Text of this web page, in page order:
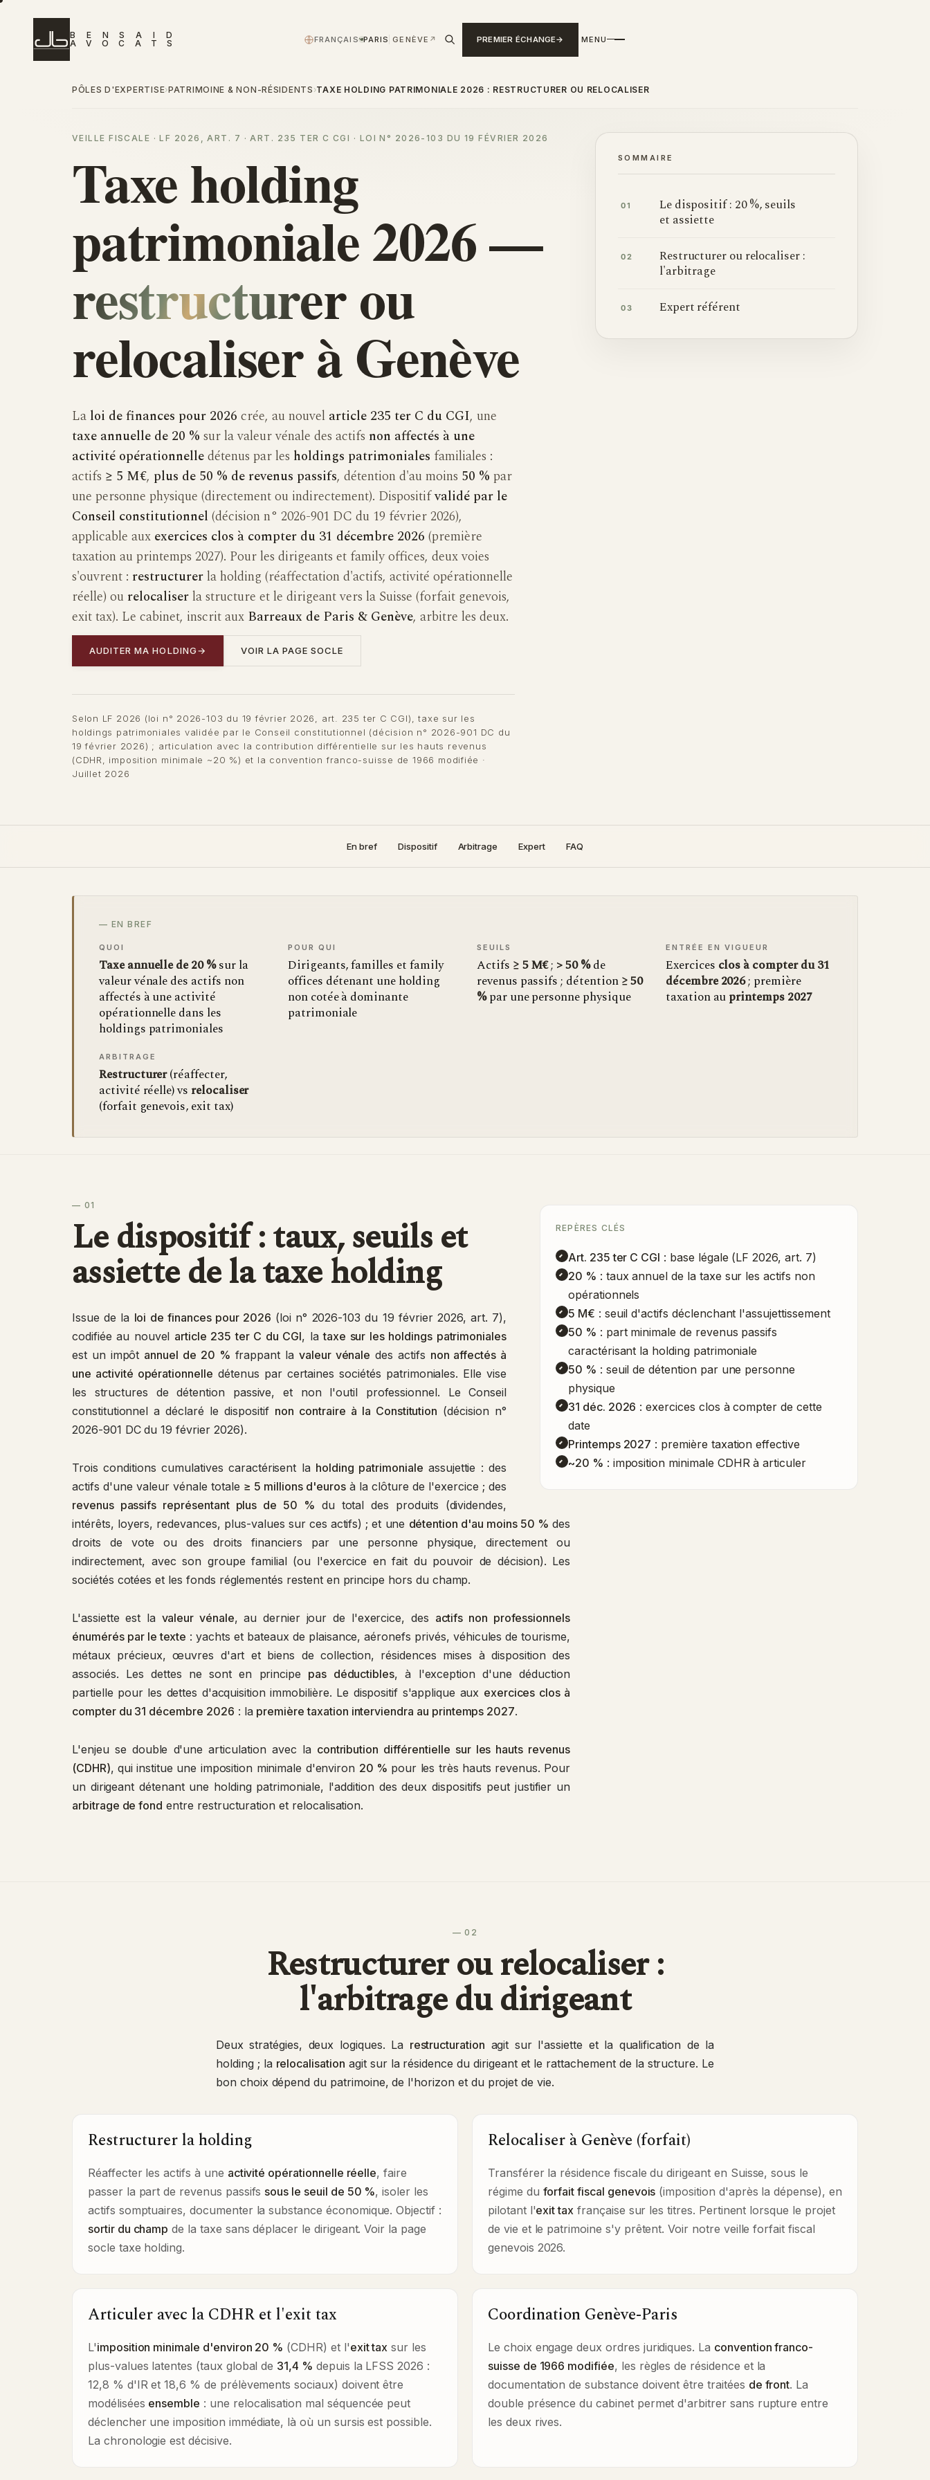
B E N S A I
D
A
V O C A T S FRANÇAIS›PARIS GENÈVE ↗ PREMIER ÉCHANGE MENU
PÔLES D'EXPERTISE›PATRIMOINE & NON-RÉSIDENTS ›TAXE HOLDING PATRIMONIALE 2026 : RESTRUCTURER OU RELOCALISER
VEILLE FISCALE · LF 2026, ART. 7 · ART. 235 TER C CGI · LOI N° 2026-103 DU 19 FÉVRIER 2026
Taxe holding
patrimoniale 2026 —
restructurerou
relocaliser à Genève
La loi de finances pour 2026 crée, au nouvel article 235 ter C du CGI, une
taxe annuelle de 20 % sur la valeur vénale des actifs non affectés à une
activité opérationnelledétenus par les holdings patrimoniales familiales :
actifs ≥ 5 M€, plus de 50 % de revenus passifs, détention d'au moins 50 % par
une personne physique (directement ou indirectement). Dispositifvalidé par le
Conseil constitutionnel (décision n° 2026-901 DC du 19 février 2026),
applicable aux exercices clos à compter du 31 décembre 2026 (première
taxation au printemps 2027). Pour les dirigeants et family offices, deux voies
s'ouvrent : restructurerla holding (réaffectation d'actifs, activité opérationnelle
réelle) ou relocaliserla structure et le dirigeant vers la Suisse (forfait genevois,
exit tax). Le cabinet, inscrit aux Barreaux de Paris & Genève, arbitre les deux.
AUDITER MA HOLDING→ VOIR LA PAGE SOCLE
Selon LF 2026 (loi n° 2026-103 du 19 février 2026, art. 235 ter C CGI), taxe sur les
holdings patrimoniales validée par le Conseil constitutionnel (décision n° 2026-901 DC du
19 février 2026) ; articulation avec la contribution différentielle sur les hauts revenus
(CDHR, imposition minimale ~20 %) et la convention franco-suisse de 1966 modifiée ·
Juillet 2026
SOMMAIRE
01
Le dispositif : 20 %, seuils
et assiette
02
Restructurer ou relocaliser :
l'arbitrage
03 Expert référent
En bref Dispositif Arbitrage Expert FAQ
— EN BREF
QUOI
Taxe annuelle de 20 %sur la
valeur vénale des actifs non
affectés à une activité
opérationnelle dans les
holdings patrimoniales
POUR QUI
Dirigeants, familles et family
offices détenant une holding
non cotée à dominante
patrimoniale
SEUILS
Actifs ≥ 5 M€; > 50 %de
revenus passifs ; détention≥ 50
%par une personne physique
ENTRÉE EN VIGUEUR
Exercices clos à compter du 31
décembre 2026; première
taxation auprintemps 2027
ARBITRAGE
Restructurer(réaffecter,
activité réelle) vs relocaliser
(forfait genevois, exit tax)
REPÈRES CLÉS
Art. 235 ter C CGI : base légale (LF 2026, art. 7)
20 % : taux annuel de la taxe sur les actifs non
opérationnels
5 M€ : seuil d'actifs déclenchant l'assujettissement
50 % : part minimale de revenus passifs
caractérisant la holding patrimoniale
50 % : seuil de détention par une personne
physique
31 déc. 2026 : exercices clos à compter de cette
date
Printemps 2027 : première taxation effective
~20 % : imposition minimale CDHR à articuler
— 01
Le dispositif : taux, seuils et
assiette de la taxe holding
Issue de la loi de finances pour 2026 (loi n° 2026-103 du 19 février 2026, art. 7),
codifiée au nouvel article 235 ter C du CGI, lataxe sur les holdings patrimoniales
est un impôt annuel de 20 % frappant la valeur vénale des actifs non affectés à
une activité opérationnelle détenus par certaines sociétés patrimoniales. Elle vise
les structures de détention passive, et non l'outil professionnel. Le Conseil
constitutionnel a déclaré le dispositif non contraire à la Constitution (décision n°
2026-901 DC du 19 février 2026).
Trois conditions cumulatives caractérisent la holding patrimoniale assujettie : des
actifs d'une valeur vénale totale ≥ 5 millions d'eurosà la clôture de l'exercice ; des
revenus passifs représentant plus de 50 % du total des produits (dividendes,
intérêts, loyers, redevances, plus-values sur ces actifs) ; et une détention d'au moins 50 % des
droits de vote ou des droits financiers par une personne physique, directement ou
indirectement, avec son groupe familial (ou l'exercice en fait du pouvoir de décision). Les
sociétés cotées et les fonds réglementés restent en principe hors du champ.
L'assiette est la valeur vénale, au dernier jour de l'exercice, des actifs non professionnels
énumérés par le texte : yachts et bateaux de plaisance, aéronefs privés, véhicules de tourisme,
métaux précieux, œuvres d'art et biens de collection, résidences mises à disposition des
associés. Les dettes ne sont en principe pas déductibles, à l'exception d'une déduction
partielle pour les dettes d'acquisition immobilière. Le dispositif s'applique aux exercices clos à
compter du 31 décembre 2026 : la première taxation interviendra au printemps 2027.
L'enjeu se double d'une articulation avec la contribution différentielle sur les hauts revenus
(CDHR), qui institue une imposition minimale d'environ 20 % pour les très hauts revenus. Pour
un dirigeant détenant une holding patrimoniale, l'addition des deux dispositifs peut justifier un
arbitrage de fond entre restructuration et relocalisation.
— 02
Restructurer ou relocaliser :
l'arbitrage du dirigeant
Deux stratégies, deux logiques. La restructuration agit sur l'assiette et la qualification de la
holding ; la relocalisation agit sur la résidence du dirigeant et le rattachement de la structure. Le
bon choix dépend du patrimoine, de l'horizon et du projet de vie.
Restructurer la holding
Réaffecter les actifs à une activité opérationnelle réelle, faire
passer la part de revenus passifs sous le seuil de 50 %, isoler les
actifs somptuaires, documenter la substance économique. Objectif :
sortir du champ de la taxe sans déplacer le dirigeant. Voir la page
socle taxe holding.
Relocaliser à Genève (forfait)
Transférer la résidence fiscale du dirigeant en Suisse, sous le
régime du forfait fiscal genevois (imposition d'après la dépense), en
pilotant l'exit tax française sur les titres. Pertinent lorsque le projet
de vie et le patrimoine s'y prêtent. Voir notre veilleforfait fiscal
genevois 2026.
Articuler avec la CDHR et l'exit tax
L'imposition minimale d'environ 20 % (CDHR) et l'exit tax sur les
plus-values latentes (taux global de 31,4 % depuis la LFSS 2026 :
12,8 % d'IR et 18,6 % de prélèvements sociaux) doivent être
modélisées ensemble : une relocalisation mal séquencée peut
déclencher une imposition immédiate, là où un sursis est possible.
La chronologie est décisive.
Coordination Genève-Paris
Le choix engage deux ordres juridiques. La convention franco-
suisse de 1966 modifiée, les règles de résidence et la
documentation de substance doivent être traitées de front. La
double présence du cabinet permet d'arbitrer sans rupture entre
les deux rives.